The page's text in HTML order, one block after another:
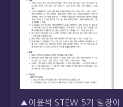
▲이윤석 STEW 5기 팀장이